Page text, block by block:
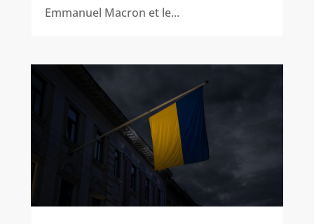
Emmanuel Macron et le...